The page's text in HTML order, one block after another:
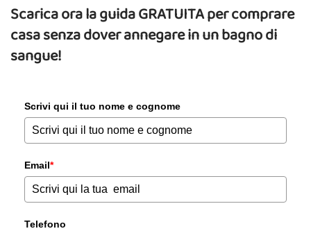
Scarica ora la guida GRATUITA per comprare
casa senza dover annegare in un bagno di
sangue!
Scrivi qui il tuo nome e cognome
Email*
Telefono